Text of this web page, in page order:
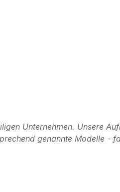
Unternehmen. Unsere
genannte Modelle -